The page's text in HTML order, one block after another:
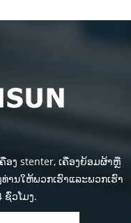
ອງ stenter, ເຄື່ອງຍ້ອມຜ້າຫຼື
ານໃຫ້ພວກເຮົາແລະພວກເຮົາ
ຊົ່ວໂມງ.